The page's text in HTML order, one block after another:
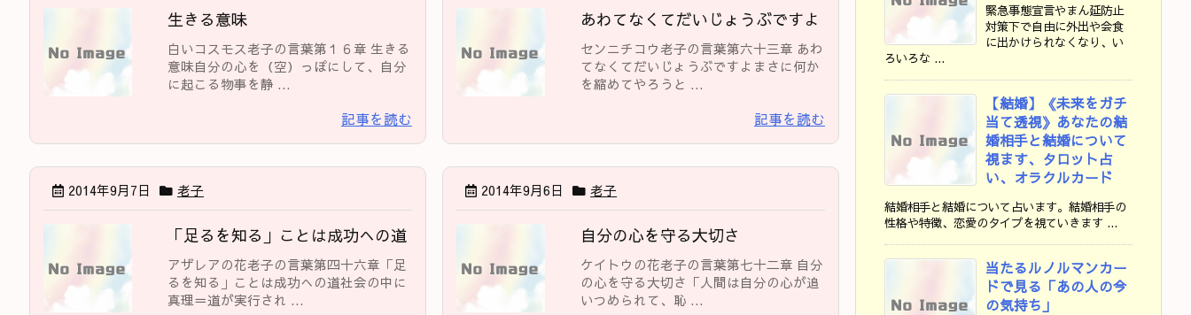
生きる意味
白いコスモス老子の言葉第１６章 生きる
意味自分の心を（空）っぽにして、自分
に起こる物事を静 ...
記事を読む
あわてなくてだいじょうぶですよ
センニチコウ老子の言葉第六十三章 あわ
てなくてだいじょうぶですよまさに何か
を縮めてやろうと ...
記事を読む
2014年9月7日 老子
「足るを知る」ことは成功への道
アザレアの花老子の言葉第四十六章「足
るを知る」ことは成功への道社会の中に
真理＝道が実行され ...
2014年9月6日 老子
自分の心を守る大切さ
ケイトウの花老子の言葉第七十二章 自分
の心を守る大切さ「人間は自分の心が追
いつめられて、恥 ...
緊急事態宣言やまん延防止
対策下で自由に外出や会食
に出かけられなくなり、い
ろいろな ...
【結婚】《未来をガチ
当て透視》あなたの結
婚相手と結婚について
視ます、タロット占
い、オラクルカード
結婚相手と結婚について占います。結婚相手の
性格や特徴、恋愛のタイプを視ていきます ...
当たるルノルマンカー
ドで見る「あの人の今
の気持ち」